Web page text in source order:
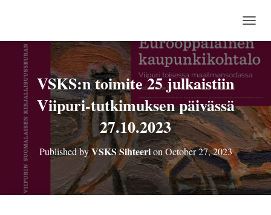
VSKS:n toimite 25 julkaistiin
Viipuri-tutkimuksen päivässä
27.10.2023
Published byVSKS SihteerionOctober 27, 2023